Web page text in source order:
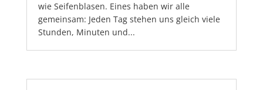
wie Seifenblasen. Eines haben wir alle
gemeinsam: Jeden Tag stehen uns gleich viele
Stunden, Minuten und...